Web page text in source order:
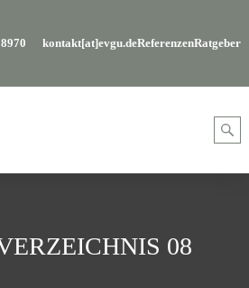
kontakt[at]evgu.deReferenzenRatgeber
08